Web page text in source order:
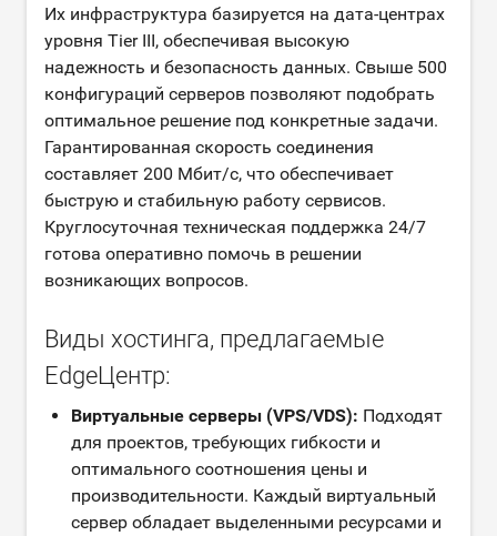
Их инфраструктура базируется на дата-центрах
уровня Tier III, обеспечивая высокую
надежность и безопасность данных. Свыше 500
конфигураций серверов позволяют подобрать
оптимальное решение под конкретные задачи.
Гарантированная скорость соединения
составляет 200 Мбит/с, что обеспечивает
быструю и стабильную работу сервисов.
Круглосуточная техническая поддержка 24/7
готова оперативно помочь в решении
возникающих вопросов.
Виды хостинга, предлагаемые
EdgeЦентр:
Виртуальные серверы (VPS/VDS): Подходят
для проектов, требующих гибкости и
оптимального соотношения цены и
производительности. Каждый виртуальный
сервер обладает выделенными ресурсами и